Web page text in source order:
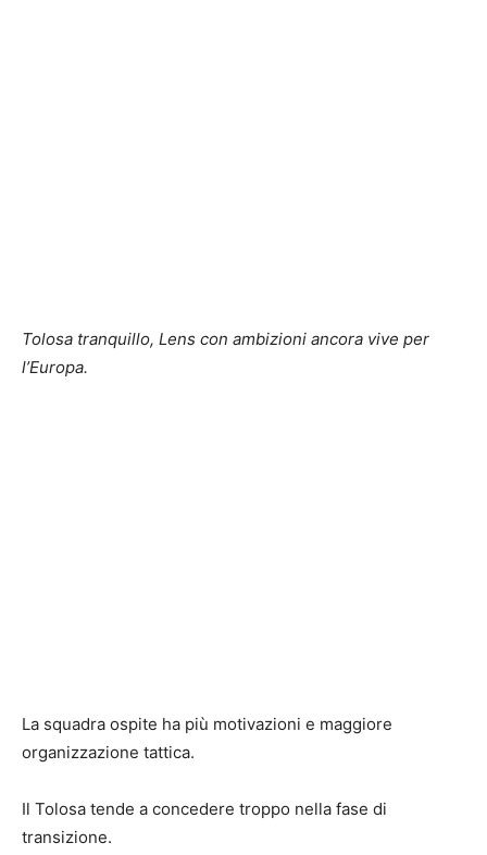
Tolosa tranquillo, Lens con ambizioni ancora vive per
l’Europa.
La squadra ospite ha più motivazioni e maggiore
organizzazione tattica.
Il Tolosa tende a concedere troppo nella fase di
transizione.